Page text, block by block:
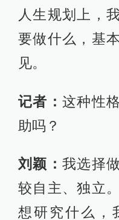
人生规划上，
要做什么，基
见。
记者： 这种性
助吗？
刘颖： 我选择
较自主、独立
想研究什么，